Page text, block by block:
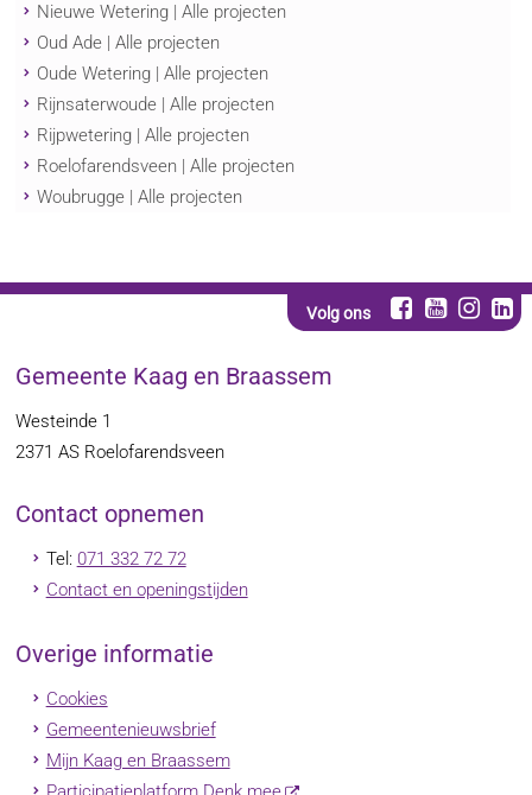
Nieuwe Wetering | Alle projecten
Oud Ade | Alle projecten
Oude Wetering | Alle projecten
Rijnsaterwoude | Alle projecten
Rijpwetering | Alle projecten
Roelofarendsveen | Alle projecten
Woubrugge | Alle projecten
Volg ons
Gemeente Kaag en Braassem
Westeinde 1
2371 AS Roelofarendsveen
Contact opnemen
Tel: 071 332 72 72
Contact en openingstijden
Overige informatie
Cookies
Gemeentenieuwsbrief
Mijn Kaag en Braassem